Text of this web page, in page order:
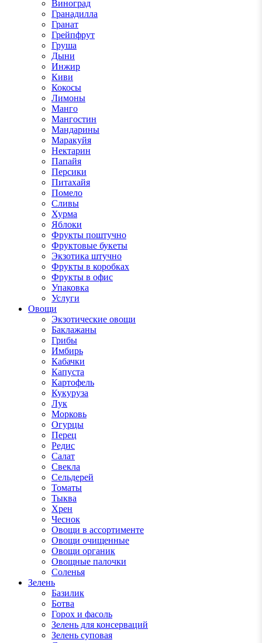
Виноград
Гранадилла
Гранат
Грейпфрут
Груша
Дыни
Инжир
Киви
Кокосы
Лимоны
Манго
Мангостин
Мандарины
Маракуйя
Нектарин
Папайя
Персики
Питахайя
Помело
Сливы
Хурма
Яблоки
Фрукты поштучно
Фруктовые букеты
Экзотика штучно
Фрукты в коробках
Фрукты в офис
Упаковка
Услуги
Овощи
Экзотические овощи
Баклажаны
Грибы
Имбирь
Кабачки
Капуста
Картофель
Кукуруза
Лук
Морковь
Огурцы
Перец
Редис
Салат
Свекла
Сельдерей
Томаты
Тыква
Хрен
Чеснок
Овощи в ассортименте
Овощи очищенные
Овощи органик
Овощные палочки
Соленья
Зелень
Базилик
Ботва
Горох и фасоль
Зелень для консерваций
Зелень суповая